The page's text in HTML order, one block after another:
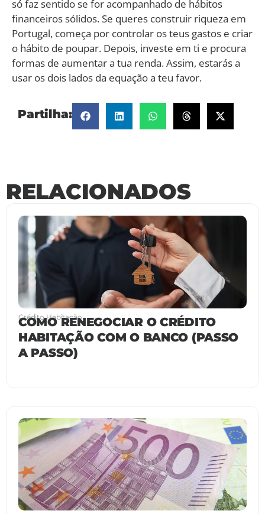
só faz sentido se for acompanhado de hábitos
financeiros sólidos. Se queres construir riqueza em
Portugal, começa por controlar os teus gastos e criar
o hábito de poupar. Depois, investe em ti e procura
formas de aumentar a tua renda. Assim, estarás a
usar os dois lados da equação a teu favor.
Partilha:
RELACIONADOS
Crédito Habitação
COMO RENEGOCIAR O CRÉDITO
HABITAÇÃO COM O BANCO (PASSO
A PASSO)